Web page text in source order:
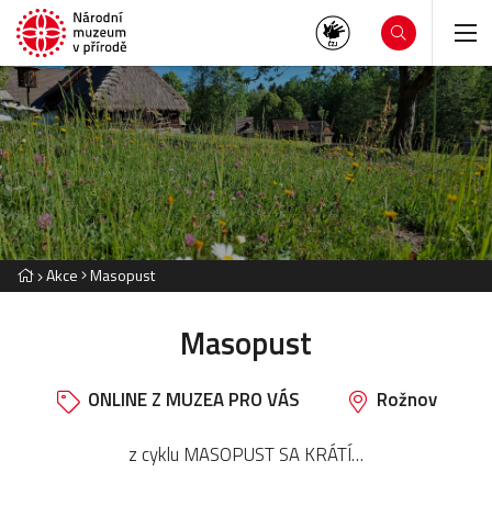
Akce Masopust
Masopust
ONLINE Z MUZEA PRO VÁS
Rožnov
z cyklu MASOPUST SA KRÁTÍ…